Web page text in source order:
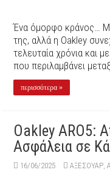
Ένα όμορφο κράνος…
της, αλλά η Οakley
τελευταία χρόνια και
που περιλαμβάνει
περισσότερα »
Oakley ARO5:
Ασφάλεια σε
16/06/2025 ΑΞΕΣΟΥΆΡ ,